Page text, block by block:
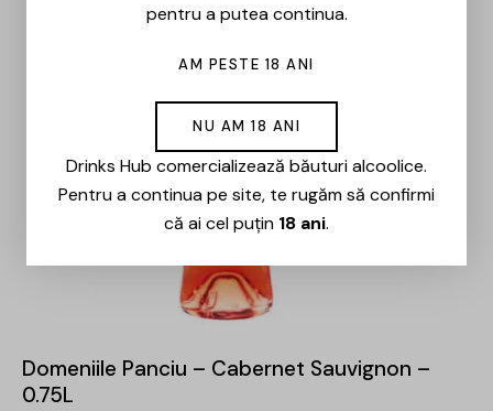
Domeniile Panciu – Cabernet Sauvignon –
0.75L
pentru a putea continua.
AM PESTE 18 ANI
NU AM 18 ANI
Drinks Hub comercializează băuturi alcoolice.
Pentru a continua pe site, te rugăm să confirmi
că ai cel puțin 18 ani.